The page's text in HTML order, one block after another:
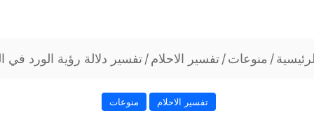
/ منوعات/تفسير الاحلام/تفسير دلالة رؤية الورد في
تفسير الاحلام منوعات